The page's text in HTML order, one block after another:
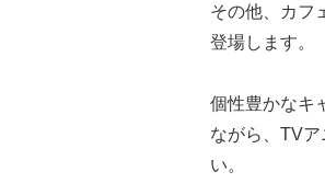
その他、カフ
登場します。
個性豊かなキ
ながら、TV
い。